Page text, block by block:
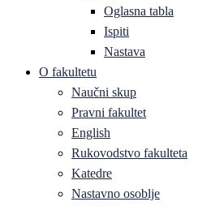
Oglasna tabla
Ispiti
Nastava
O fakultetu
Naučni skup
Pravni fakultet
English
Rukovodstvo fakulteta
Katedre
Nastavno osoblje